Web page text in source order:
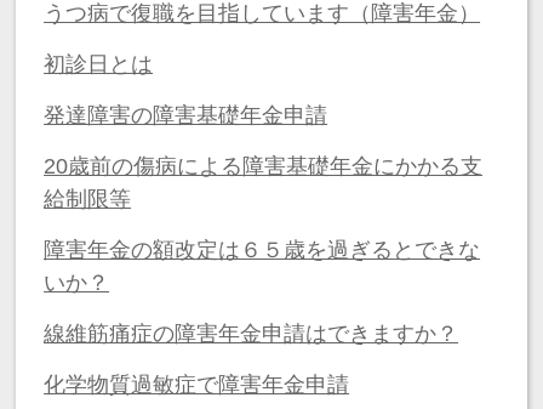
うつ病で復職を目指しています（障害年金）
初診日とは
発達障害の障害基礎年金申請
20歳前の傷病による障害基礎年金にかかる支
給制限等
障害年金の額改定は６５歳を過ぎるとできな
いか？
線維筋痛症の障害年金申請はできますか？
化学物質過敏症で障害年金申請